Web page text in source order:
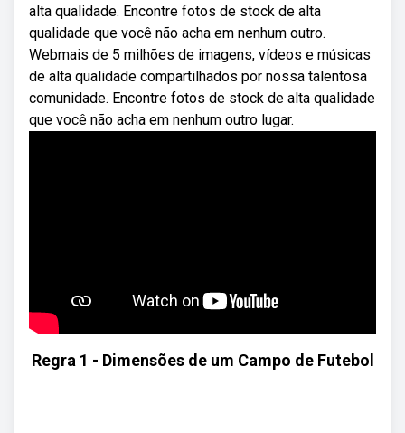
alta qualidade. Encontre fotos de stock de alta
qualidade que você não acha em nenhum outro.
Webmais de 5 milhões de imagens, vídeos e músicas
de alta qualidade compartilhados por nossa talentosa
comunidade. Encontre fotos de stock de alta qualidade
que você não acha em nenhum outro lugar.
Regra 1 - Dimensões de um Campo de Futebol